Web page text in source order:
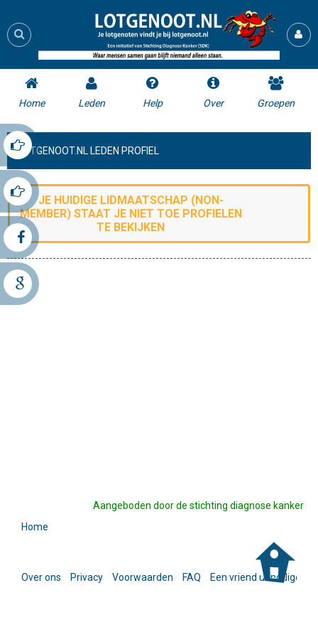
Home Leden Help Over Groepen
LOTGENOOT.NL LEDEN PROFIEL
JE HUIDIGE LIDMAATSCHAP (NON-
MEMBER) STAAT JE NIET TOE PROFIELEN
TE BEKIJKEN
Home
Aangeboden door de stichting diagnose kanker
Over ons Privacy Voorwaarden FAQ Een vriend uitnodigen